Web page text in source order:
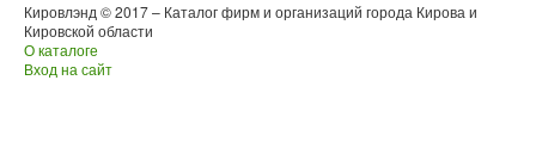
Кировлэнд © 2017 – Каталог фирм и организаций города Кирова и
Кировской области
О каталоге
Вход на сайт